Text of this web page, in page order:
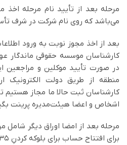
می‌باشد که روی نام شرکت در شرف
بعد از اخذ مجوز نوبت به ورود
کارشناسان موسسه حقوقی ماندگار
در صورت تأیید موکلین و مراجعین
منطقه از طریق دولت الکترونیک
کارشناسان ثبت حالا ما مجاز هستیم
اشخاص و اعضا هیئت‌مدیره پرینت
مرحله بعد از امضا اوراق دیگر